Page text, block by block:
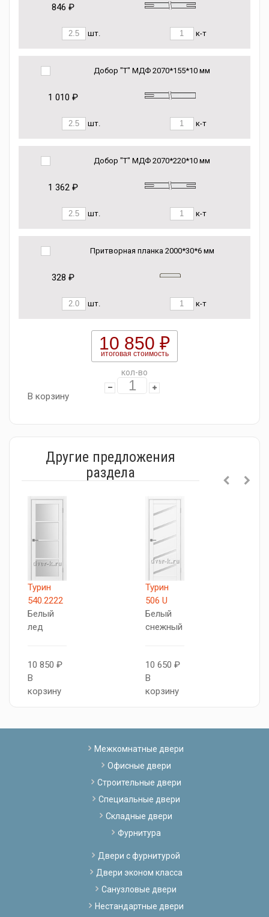
846 ₽
шт. к-т
Добор "Т" МДФ 2070*155*10 мм
1 010 ₽
шт. к-т
Добор "Т" МДФ 2070*220*10 мм
1 362 ₽
шт. к-т
Притворная планка 2000*30*6 мм
328 ₽
шт. к-т
10 850 ₽
итоговая стоимость
кол-во
В корзину
Другие предложения
раздела
Турин
540.2222
Белый
лед
10 850 ₽
В
корзину
Турин
506 U
Белый
снежный
10 650 ₽
В
корзину
Межкомнатные двери
Офисные двери
Строительные двери
Специальные двери
Складные двери
Фурнитура
Двери с фурнитурой
Двери эконом класса
Санузловые двери
Нестандартные двери